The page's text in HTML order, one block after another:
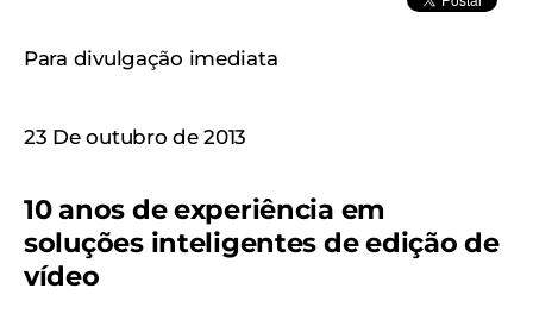
Para divulgação imediata
23 De outubro de 2013
10 anos de experiência em
soluções inteligentes de edição de
vídeo